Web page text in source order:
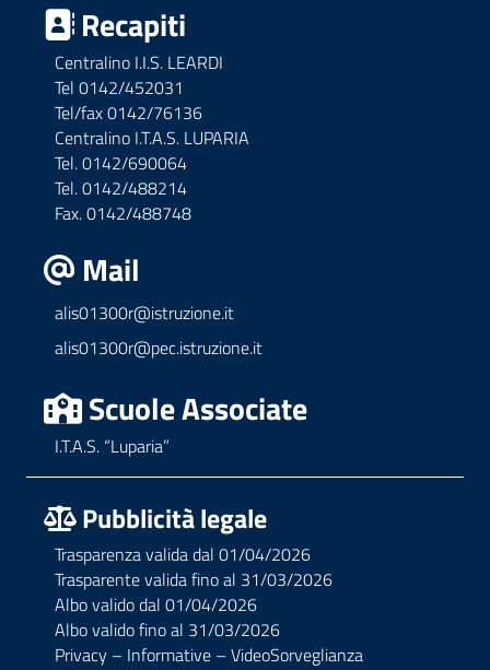
Recapiti
Centralino I.I.S. LEARDI
Tel 0142/452031
Tel/fax 0142/76136
Centralino I.T.A.S. LUPARIA
Tel. 0142/690064
Tel. 0142/488214
Fax. 0142/488748
Mail
alis01300r@istruzione.it
alis01300r@pec.istruzione.it
Scuole Associate
I.T.A.S. “Luparia”
Pubblicità legale
Trasparenza valida dal 01/04/2026
Trasparente valida fino al 31/03/2026
Albo valido dal 01/04/2026
Albo valido fino al 31/03/2026
Privacy – Informative – VideoSorveglianza